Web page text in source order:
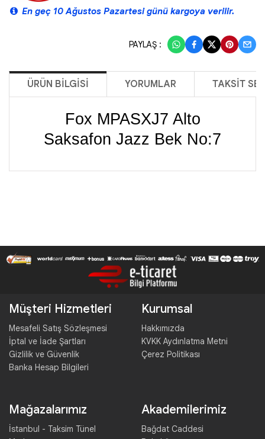
En geç 10 Ağustos Pazartesi günü kargoya verilir.
PAYLAŞ :
ÜRÜN BILGISI YORUMLAR TAKSIT
Fox MPASXJ7 Alto
Saksafon Jazz Bek No:7
Müşteri Hizmetleri
Mesafeli Satış Sözleşmesi
İptal ve İade Şartları
Gizlilik ve Güvenlik
Banka Hesap Bilgileri
Kurumsal
Hakkımızda
KVKK Aydınlatma Metni
Çerez Politikası
Mağazalarımız
İstanbul - Taksim Tünel
Akademilerimiz
Bağdat Caddesi